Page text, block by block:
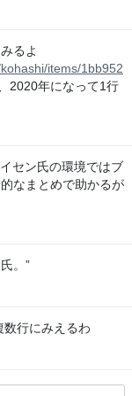
るよ
items/1bb952
2020年になって1行
セン氏の環境ではブ
なまとめで助かるが
。”
行にみえるわ